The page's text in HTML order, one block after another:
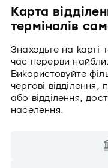
Карта
терміналів
Знаходьте на карті
час перерви
Використовуйте
чергові
або відділення,
населення.